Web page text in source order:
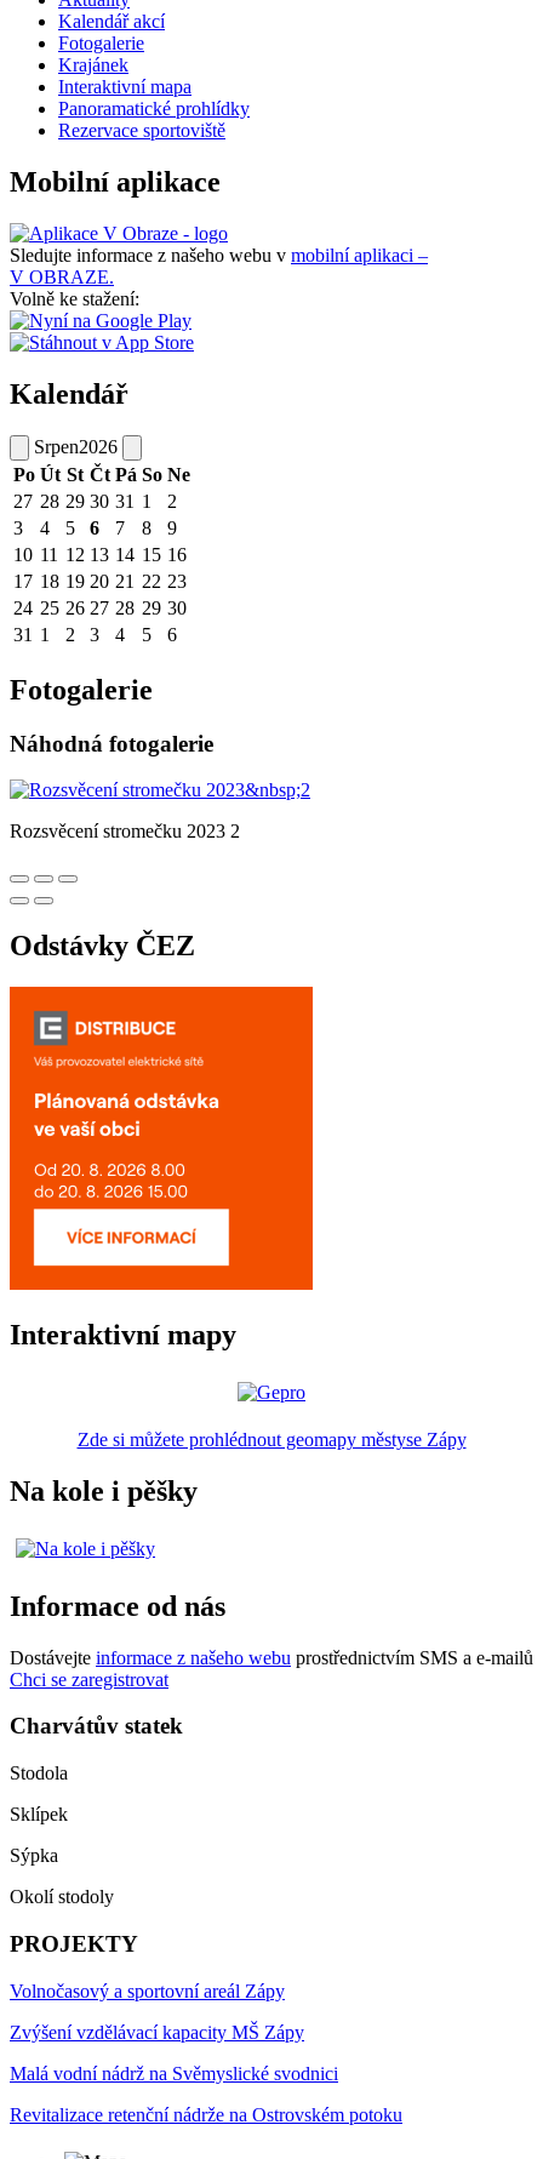
Kalendář akcí
Fotogalerie
Krajánek
Interaktivní mapa
Panoramatické prohlídky
Rezervace sportoviště
Mobilní aplikace
Sledujte informace z našeho webu v mobilní aplikaci –
V OBRAZE.
Volně ke stažení:
Kalendář
Srpen2026
Po Út St Čt Pá So Ne
27 28 29 30 31 1
2
3
4 5 6 7 8
9
10 11 12 13 14 15 16
17 18 19 20 21 22 23
24 25 26 27 28 29 30
31 1 2 3 4 5 6
Fotogalerie
Náhodná fotogalerie
Rozsvěcení stromečku 2023 2
Odstávky ČEZ
Interaktivní mapy
Zde si můžete prohlédnout geomapy městyse Zápy
Na kole i pěšky
Informace od nás
Dostávejte informace z našeho webu prostřednictvím SMS a e-mailů
Chci se zaregistrovat
Charvátův statek
Stodola
Sklípek
Sýpka
Okolí stodoly
PROJEKTY
Volnočasový a sportovní areál Zápy
Zvýšení vzdělávací kapacity MŠ Zápy
Malá vodní nádrž na Svěmyslické svodnici
Revitalizace retenční nádrže na Ostrovském potoku